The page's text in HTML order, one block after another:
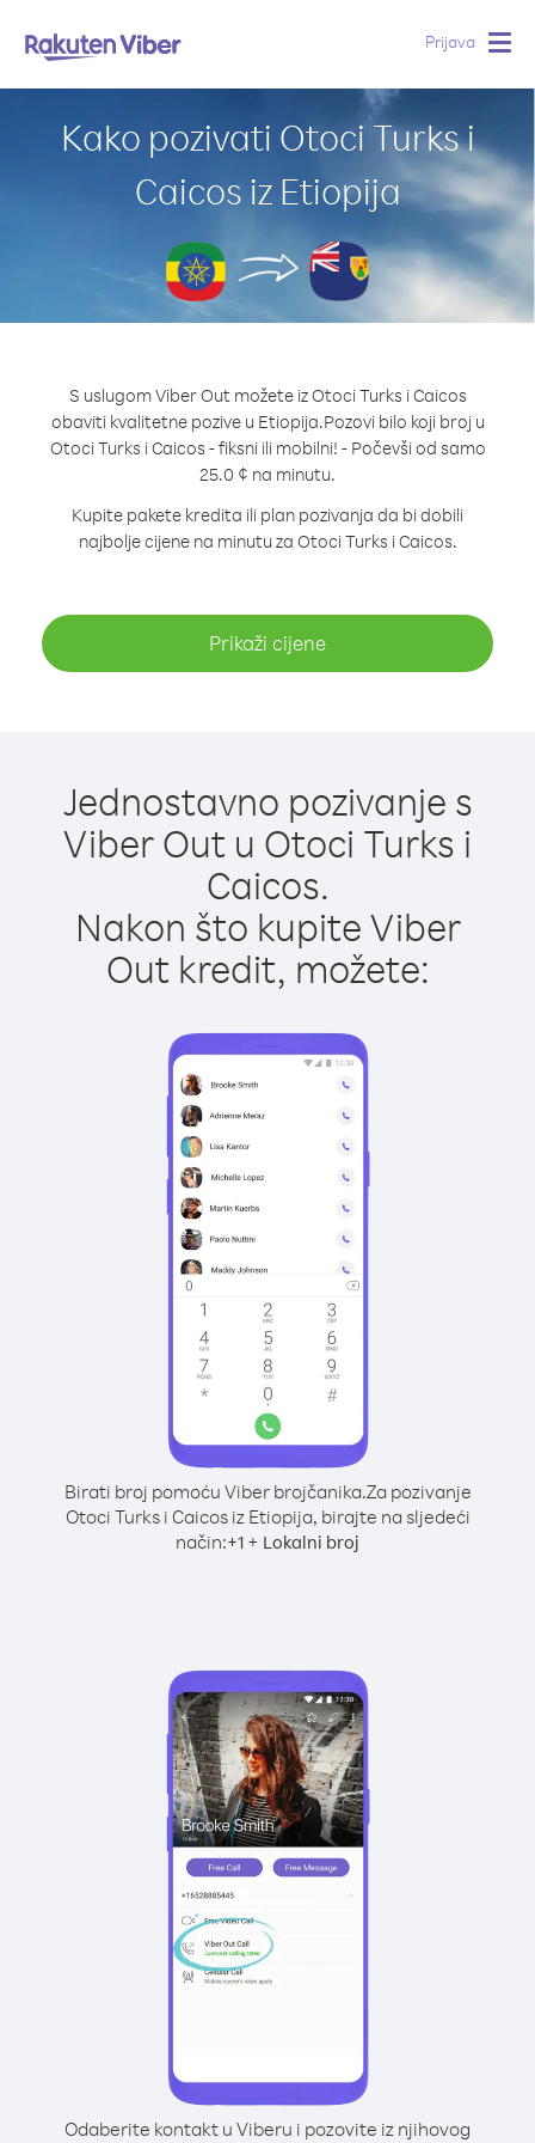
Prijava
Kako pozivati Otoci Turks i
Caicos iz Etiopija
S uslugom Viber Out možete iz Otoci Turks i Caicos
obaviti kvalitetne pozive u Etiopija.Pozovi bilo koji broj u
Otoci Turks i Caicos - fiksni ili mobilni! - Počevši od samo
25.0 ¢ na minutu.
Kupite pakete kredita ili plan pozivanja da bi dobili
najbolje cijene na minutu za Otoci Turks i Caicos.
Prikaži cijene
Jednostavno pozivanje s
Viber Out u Otoci Turks i
Caicos.
Nakon što kupite Viber
Out kredit, možete:
Birati broj pomoću Viber brojčanika.Za pozivanje
Otoci Turks i Caicos iz Etiopija, birajte na sljedeći
način:+1 + Lokalni broj
Odaberite kontakt u Viberu i pozovite iz njihovog